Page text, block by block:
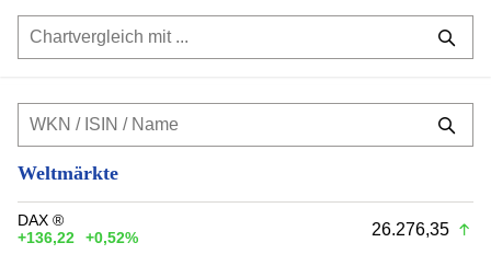
Weltmärkte
DAX ®
+136,22
+0,52% 26.276,35